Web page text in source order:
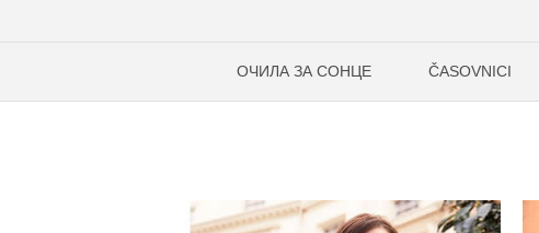
ОЧИЛА ЗА СОНЦЕ ČASOVNICI